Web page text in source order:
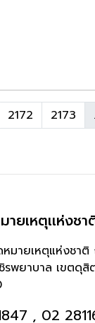
2172 2173
ยเหตุเเห่งชา
มายเหตุแห่งชาติ
รพยาบาล เขตดุสิ
, 02